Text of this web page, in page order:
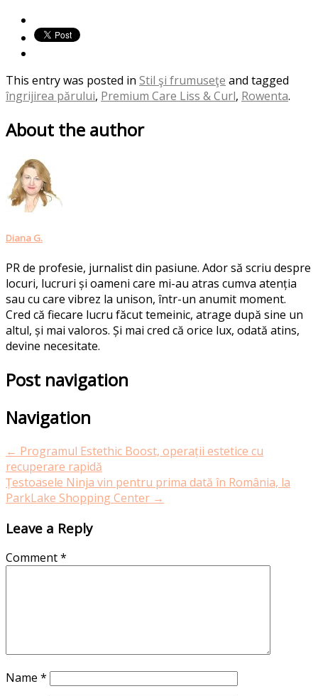
This entry was posted in Stil şi frumuseţe and tagged
îngrijirea părului, Premium Care Liss & Curl, Rowenta.
About the author
Diana G.
PR de profesie, jurnalist din pasiune. Ador să scriu despre
locuri, lucruri și oameni care mi-au atras cumva atenția
sau cu care vibrez la unison, într-un anumit moment.
Cred că fiecare lucru făcut temeinic, atrage după sine un
altul, și mai valoros. Și mai cred că orice lux, odată atins,
devine necesitate.
Post navigation
Navigation
← Programul Estethic Boost, operații estetice cu
recuperare rapidă
Țestoasele Ninja vin pentru prima dată în România, la
ParkLake Shopping Center →
Leave a Reply
Comment*
Name *